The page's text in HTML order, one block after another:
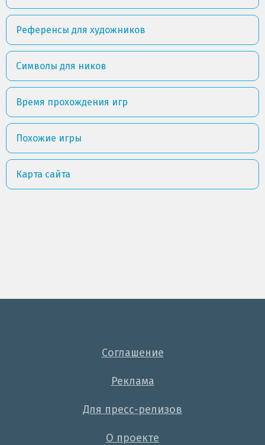
Референсы для художников
Символы для ников
Время прохождения игр
Похожие игры
Карта сайта
Соглашение
Реклама
Для пресс-релизов
О проекте